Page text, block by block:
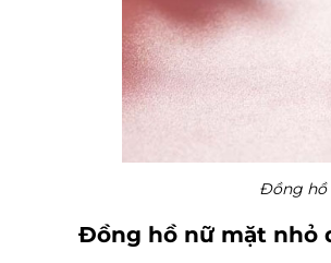
Đồng hồ
Đồng hồ nữ mặt nhỏ